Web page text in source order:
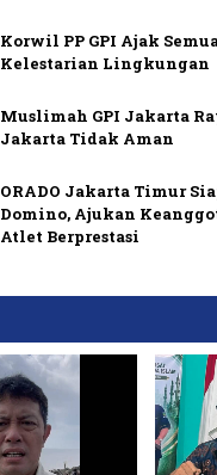
Korwil PP GPI Ajak
Kelestarian Lingkungan
Muslimah GPI Jakarta
Jakarta Tidak Aman
ORADO Jakarta Timur
Domino, Ajukan
Atlet Berprestasi